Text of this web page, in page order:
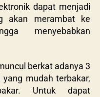
dapat menjadi
akan merambat ke
menyebabkan
berkat adanya 3
mudah terbakar,
Untuk dapat